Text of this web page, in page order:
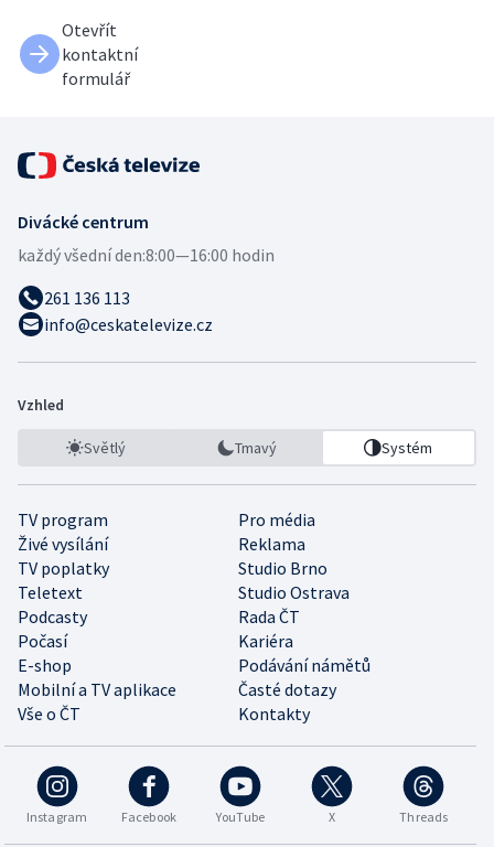
Otevřít
kontaktní
formulář
Divácké centrum
každý všední den:8:00—16:00 hodin
261 136 113
info@ceskatelevize.cz
Vzhled
Světlý Tmavý Systém
TV program
Pro média
Živé vysílání
Reklama
TV poplatky
Studio Brno
Teletext
Studio Ostrava
Podcasty
Rada ČT
Počasí
Kariéra
E-shop
Podávání námětů
Mobilní a TV aplikace
Časté dotazy
Vše o ČT
Kontakty
Instagram Facebook YouTube X Threads